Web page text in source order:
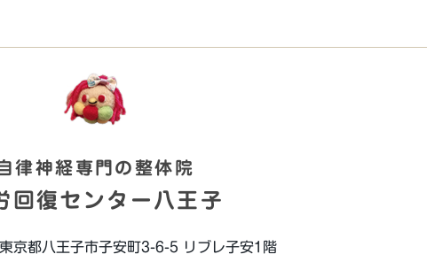
律神経専門の整体院
回復センター八王子
東京都八王子市子安町3-6-5 リブレ子安1階